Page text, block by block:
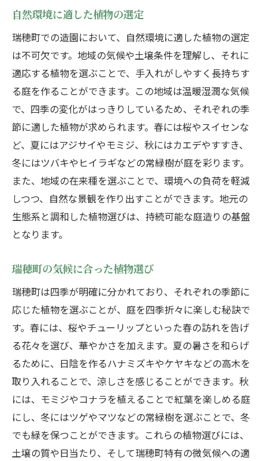
自然環境に適した植物の選定
瑞穂町での造園において、自然環境に適した植物の選定
は不可欠です。地域の気候や土壌条件を理解し、それに
適応する植物を選ぶことで、手入れがしやすく長持ちす
る庭を作ることができます。この地域は温暖湿潤な気候
で、四季の変化がはっきりしているため、それぞれの季
節に適した植物が求められます。春には桜やスイセンな
ど、夏にはアジサイやモミジ、秋にはカエデやすすき、
冬にはツバキやヒイラギなどの常緑樹が庭を彩ります。
また、地域の在来種を選ぶことで、環境への負荷を軽減
しつつ、自然な景観を作り出すことができます。地元の
生態系と調和した植物選びは、持続可能な庭造りの基盤
となります。
瑞穂町の気候に合った植物選び
瑞穂町は四季が明確に分かれており、それぞれの季節に
応じた植物を選ぶことが、庭を四季折々に楽しむ秘訣で
す。春には、桜やチューリップといった春の訪れを告げ
る花々を選び、華やかさを加えます。夏の暑さを和らげ
るために、日陰を作るハナミズキやケヤキなどの高木を
取り入れることで、涼しさを感じることができます。秋
には、モミジやコナラを植えることで紅葉を楽しめる庭
にし、冬にはツゲやマツなどの常緑樹を選ぶことで、冬
でも緑を保つことができます。これらの植物選びには、
土壌の質や日当たり、そして瑞穂町特有の微気候への適